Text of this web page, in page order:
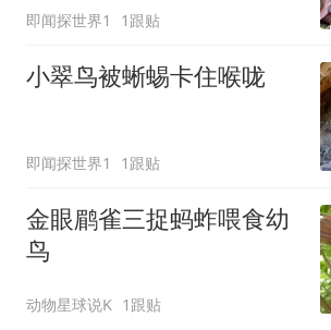
即闻探世界1 1跟贴
小翠鸟被蜥蜴卡住喉咙
即闻探世界1 1跟贴
金眼鹛雀三捉蚂蚱喂食幼
鸟
动物星球说K 1跟贴